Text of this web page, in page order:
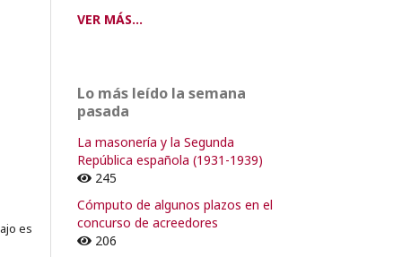
es
VER MÁS...
Lo más leído la semana
pasada
La masonería y la Segunda
República española (1931-1939)
245
Cómputo de algunos plazos en el
concurso de acreedores
206